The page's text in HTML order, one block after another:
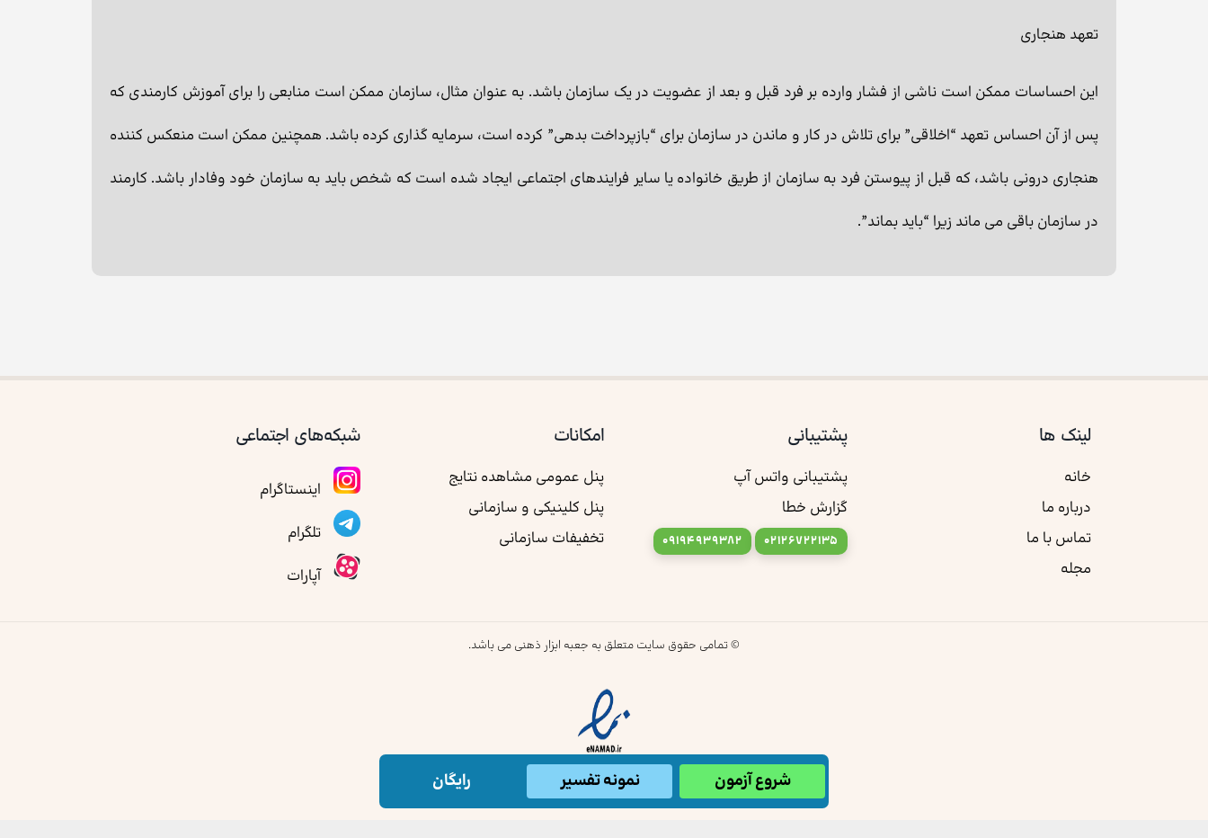
تعهد هنجاری
این احساسات ممکن است ناشی از فشار وارده بر فرد قبل و بعد از عضویت در یک سازمان باشد. به عنوان مثال، سازمان ممكن است منابعی را برای آموزش كارمندی كه
پس از آن احساس تعهد “اخلاقی” برای تلاش در كار و ماندن در سازمان برای “بازپرداخت بدهی” كرده است، سرمایه گذاری كرده باشد. همچنین ممکن است منعکس کننده
هنجاری درونی باشد، که قبل از پیوستن فرد به سازمان از طریق خانواده یا سایر فرایندهای اجتماعی ایجاد شده است که شخص باید به سازمان خود وفادار باشد. کارمند
در سازمان باقی می ماند زیرا “باید بماند”.
شروع آزمون نمونه تفسیر رایگان
لینک ها
خانه
درباره ما
تماس با ما
مجله
پشتیبانی
پشتیبانی واتس آپ
گزارش خطا
02126722135
09194939382
امکانات
پنل عمومی مشاهده نتایج
پنل کلینیکی و سازمانی
تخفیفات سازمانی
شبکه‌های اجتماعی
اینستاگرام
تلگرام
آپارات
© تمامی حقوق سایت متعلق به جعبه ابزار ذهنی می باشد.